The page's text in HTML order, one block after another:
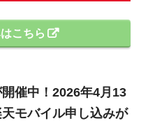
こちら
催中！2026年4月13
モバイル申し込みが